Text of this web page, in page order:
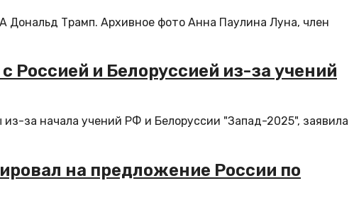
Трамп. Архивное фото Анна Паулина Луна, член
Россией и Белоруссией из-за учений
за начала учений РФ и Белоруссии "Запад-2025", заявила
на предложение России по